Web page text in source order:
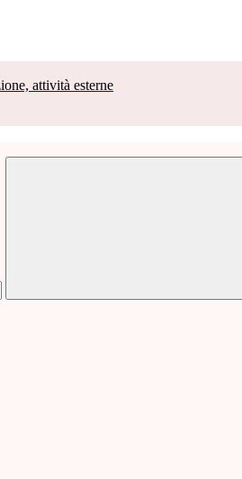
attività esterne